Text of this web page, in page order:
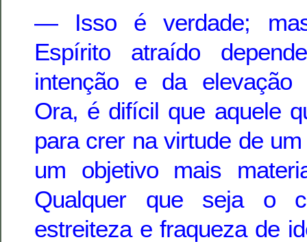
— Isso é verdade;
Espírito atraído
intenção e da elevação
Ora, é difícil que aquele
para crer na virtude de
um objetivo mais
Qualquer que seja o
estreiteza e fraqueza de